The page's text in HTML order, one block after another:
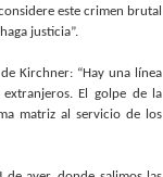
este crimen brutal
justicia”.
Kirchner: “Hay una línea
El golpe de la
matriz al servicio de los